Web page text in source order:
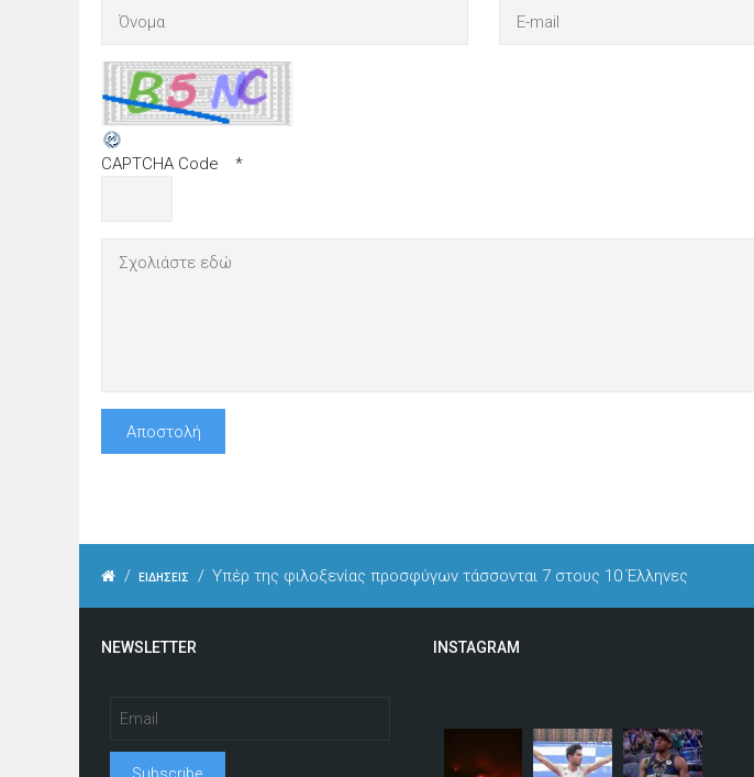
CAPTCHA Code *
/ ΕΙΔΗΣΕΙΣ / Υπέρ της φιλοξενίας προσφύγων τάσσονται 7 στους 10 Έλληνες
NEWSLETTER INSTAGRAM